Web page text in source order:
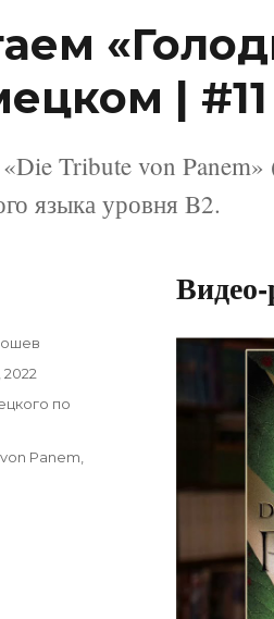
|
Tribute von
языка уровня B2.
по
Panem